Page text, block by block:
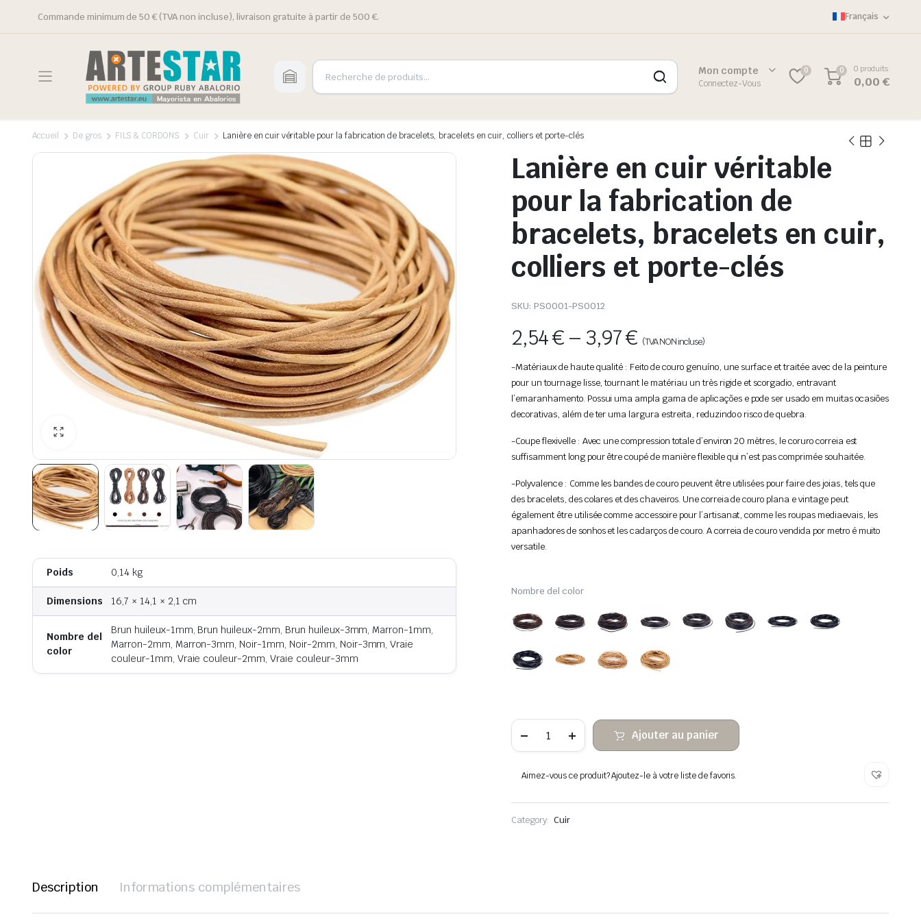
Commande minimum de 50 € (TVA non incluse), livraison gratuite à partir de 500 €. Français
Mon compte
Connectez-Vous
0 0 0 produits
0,00€
Accueil De gros FILS & CORDONS Cuir Lanière en cuir véritable pour la fabrication de bracelets, bracelets en cuir, colliers et porte-clés
Poids 0,14 kg
Dimensions 16,7 × 14,1 × 2,1 cm
Nombre del
color
Brun huileux-1mm, Brun huileux-2mm, Brun huileux-3mm, Marron-1mm,
Marron-2mm, Marron-3mm, Noir-1mm, Noir-2mm, Noir-3mm, Vraie
couleur-1mm, Vraie couleur-2mm, Vraie couleur-3mm
Lanière en cuir véritable
pour la fabrication de
bracelets, bracelets en cuir,
colliers et porte-clés
SKU: PS0001-PS0012
2,54€ – 3,97€ (TVA NON incluse)
-Matériaux de haute qualité : Feito de couro genuíno, une surface et traitée avec de la peinture
pour un tournage lisse, tournant le matériau un très rigide et scorgadio, entravant
l’emaranhamento. Possui uma ampla gama de aplicações e pode ser usado em muitas ocasiões
decorativas, além de ter uma largura estreita, reduzindo o risco de quebra.
-Coupe flexivelle : Avec une compression totale d’environ 20 mètres, le coruro correia est
suffisamment long pour être coupé de manière flexible qui n’est pas comprimée souhaitée.
-Polyvalence : Comme les bandes de couro peuvent être utilisées pour faire des joias, tels que
des bracelets, des colares et des chaveiros. Une correia de couro plana e vintage peut
également être utilisée comme accessoire pour l’artisanat, comme les roupas mediaevais, les
apanhadores de sonhos et les cadarços de couro. A correia de couro vendida por metro é muito
versatile.
Nombre del color
Lanière
cuir
la
fabrication
porte-
Ajouter au panier
Aimez-vous ce produit? Ajoutez-le à votre liste de favoris.
Category: Cuir
Description Informations complémentaires